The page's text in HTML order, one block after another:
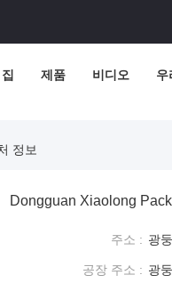
집 제품 비디오 우
정보
Dongguan Xiaolong
주소 : 광
공장 주소 : 광